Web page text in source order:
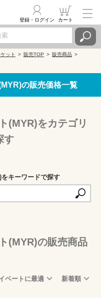
登録・ログイン カート
ット 販売TOP
販売商品
の販売価格一覧
(MYR)をカテゴリ
す
キーワードで探す
(MYR)の販売商品
ベートに最適 新着順